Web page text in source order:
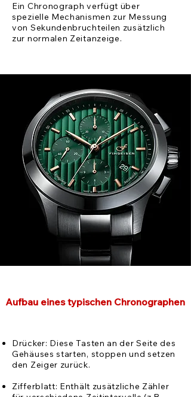
Ein Chronograph verfügt über
spezielle Mechanismen zur Messung
von Sekundenbruchteilen zusätzlich
zur normalen Zeitanzeige.
Aufbau eines typischen Chronographen
Drücker: Diese Tasten an der Seite des
Gehäuses starten, stoppen und setzen
den Zeiger zurück.
Zifferblatt: Enthält zusätzliche Zähler